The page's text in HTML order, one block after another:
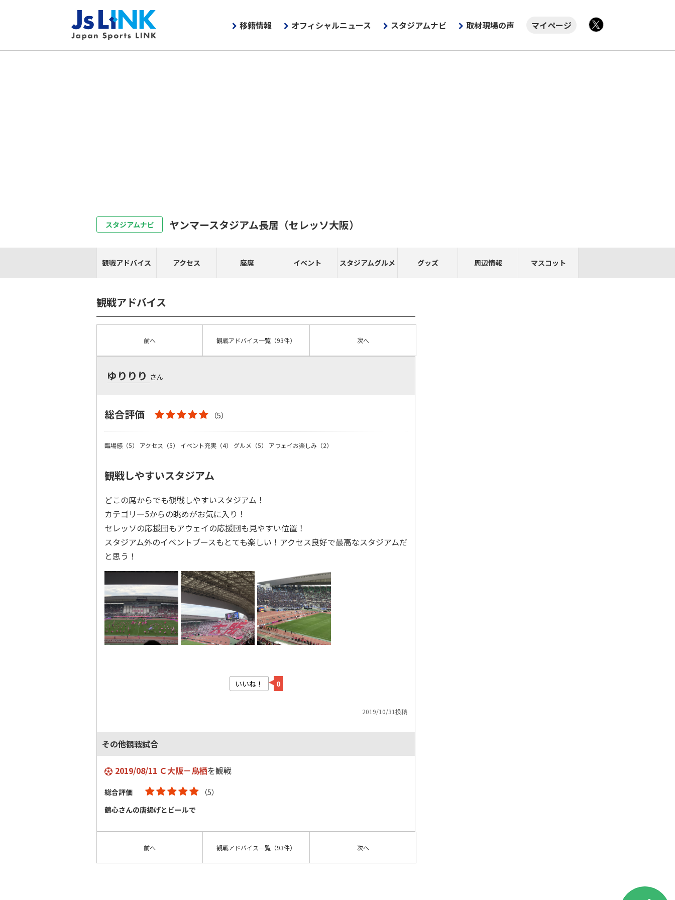
移籍情報 オフィシャルニュース スタジアムナビ 取材現場の声
マイページ
スタジアムナビ ヤンマースタジアム長居 （セレッソ大阪）
観戦アドバイス アクセス 座席 イベント スタジアムグルメ グッズ 周辺情報 マスコット
観戦アドバイス
前へ 観戦アドバイス一覧 （93件） 次へ
ゆりりり さん
総合評価 （5）
臨場感（5） アクセス（5） イベント充実（4） グルメ（5） アウェイお楽しみ（2）
観戦しやすいスタジアム
どこの席からでも観戦しやすいスタジアム！
カテゴリー5からの眺めがお気に入り！
セレッソの応援団もアウェイの応援団も見やすい位置！
スタジアム外のイベントブースもとても楽しい！アクセス良好で最高なスタジアムだ
と思う！
いいね！ 0
2019/10/31投稿
その他観戦試合
2019/08/11 Ｃ大阪－鳥栖を観戦
総合評価
（5）
鶴心さんの唐揚げとビールで
前へ 観戦アドバイス一覧 （93件） 次へ